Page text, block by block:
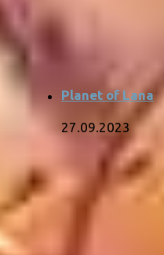
Planet of Lana
27.09.2023